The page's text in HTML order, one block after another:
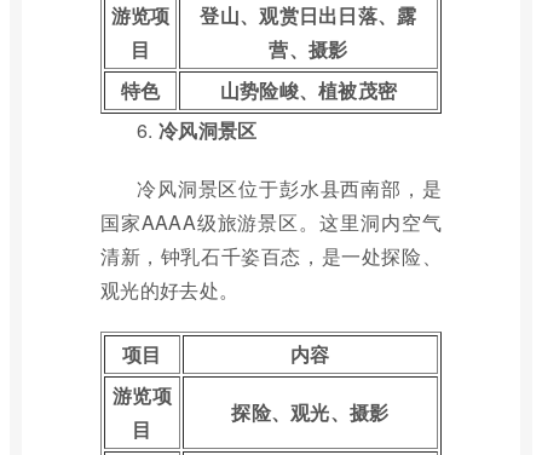
游览项
目
登山、观赏日出日落、露
营、摄影
特色
山势险峻、植被茂密
6. 冷风洞景区
冷风洞景区位于彭水县西南部，是
国家AAAA级旅游景区。这里洞内空气
清新，钟乳石千姿百态，是一处探险、
观光的好去处。
项目
内容
游览项
目
探险、观光、摄影